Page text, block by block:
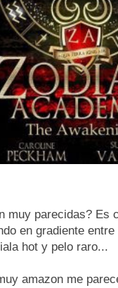
muy parecidas? Es
en gradiente
hot y pelo raro...
amazon me